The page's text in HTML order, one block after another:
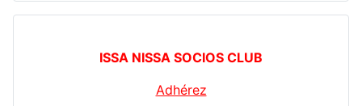
ISSA NISSA SOCIOS CLUB
Adhérez